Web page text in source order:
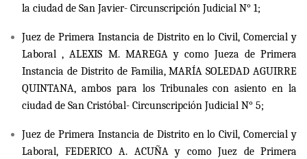
la ciudad de San Javier- Circunscripción Judicial N° 1;
Juez de Primera Instancia de Distrito en lo Civil, Comercial y
Laboral , ALEXIS M. MAREGA y como Jueza de Primera
Instancia de Distrito de Familia, MARÍA SOLEDAD AGUIRRE
QUINTANA, ambos para los Tribunales con asiento en la
ciudad de San Cristóbal- Circunscripción Judicial N° 5;
Juez de Primera Instancia de Distrito en lo Civil, Comercial y
Laboral, FEDERICO A. ACUÑA y como Juez de Primera